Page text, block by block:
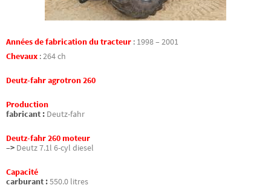
Années de fabrication du tracteur : 1998 – 2001
Chevaux :264 ch
Deutz-fahr agrotron 260
Production
fabricant : Deutz-fahr
Deutz-fahr 260 moteur
–> Deutz 7.1l 6-cyl diesel
Capacité
carburant :550.0 litres